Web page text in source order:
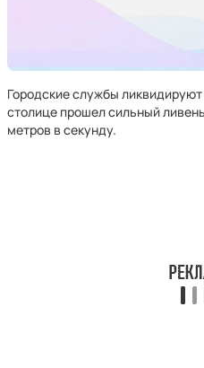
Городские службы
столице прошел сильный
метров в секунду.